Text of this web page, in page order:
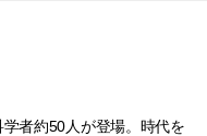
者約50人が登場。時代を